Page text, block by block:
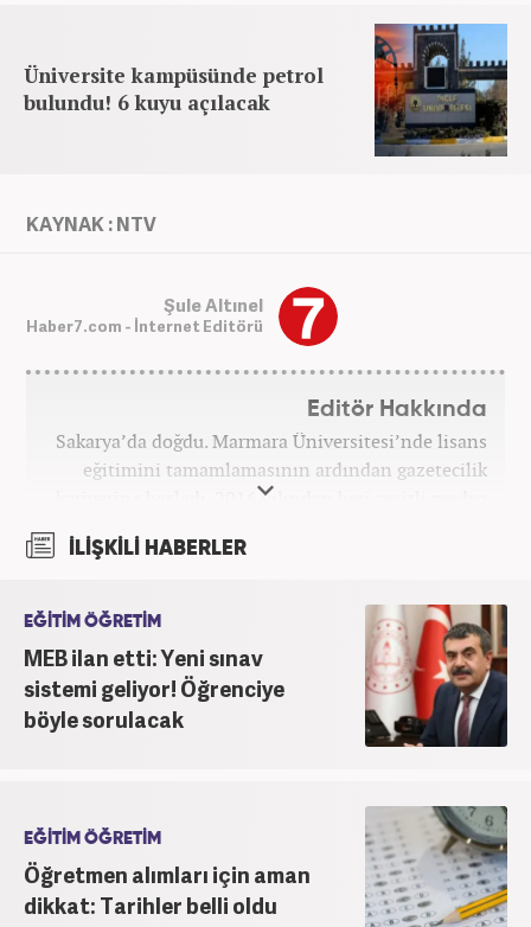
Üniversite kampüsünde petrol
bulundu! 6 kuyu açılacak
KAYNAK : NTV
Şule Altınel
Haber7.com - İnternet Editörü
Editör Hakkında
Sakarya’da doğdu. Marmara Üniversitesi’nde lisans
eğitimini tamamlamasının ardından gazetecilik
kariyerine başladı. 2016 yılından beri çeşitli medya
itibaren Haber7’de ‘gündem editörü’ olarak
İLİŞKİLİ HABERLER
EĞİTİM ÖĞRETİM
MEB ilan etti: Yeni sınav
sistemi geliyor! Öğrenciye
böyle sorulacak
EĞİTİM ÖĞRETİM
Öğretmen alımları için aman
dikkat: Tarihler belli oldu